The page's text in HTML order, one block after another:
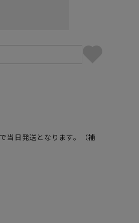
当日発送となります。（補